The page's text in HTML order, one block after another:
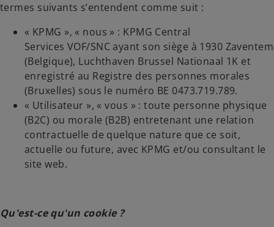
termes suivants s’entendent comme suit :
« KPMG », « nous » : KPMG Central
Services VOF/SNC ayant son siège à 1930 Zaventem
(Belgique), Luchthaven Brussel Nationaal 1K et
enregistré au Registre des personnes morales
(Bruxelles) sous le numéro BE 0473.719.789.
« Utilisateur », « vous » : toute personne physique
(B2C) ou morale (B2B) entretenant une relation
contractuelle de quelque nature que ce soit,
actuelle ou future, avec KPMG et/ou consultant le
site web.
Qu'est-ce qu'un cookie ?